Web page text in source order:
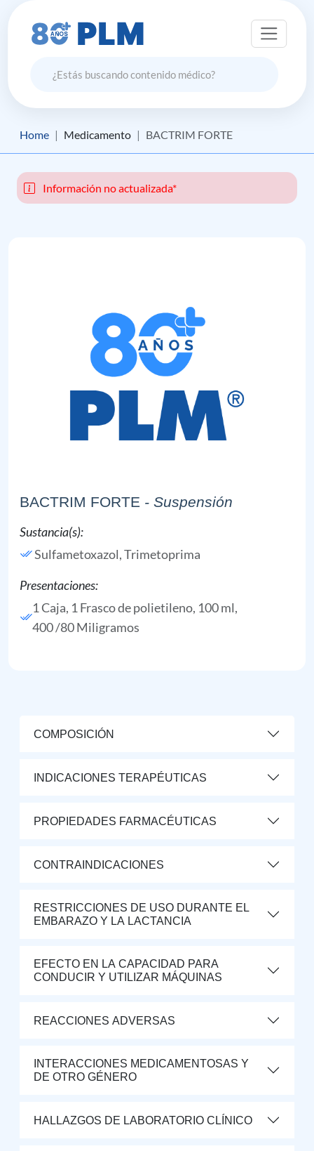
Home Medicamento BACTRIM FORTE
Información no actualizada*
BACTRIM FORTE - Suspensión
Sustancia(s):
Sulfametoxazol,Trimetoprima
Presentaciones:
1 Caja, 1 Frasco de polietileno, 100 ml,
400 /80 Miligramos
COMPOSICIÓN
INDICACIONES TERAPÉUTICAS
PROPIEDADES FARMACÉUTICAS
CONTRAINDICACIONES
RESTRICCIONES DE USO DURANTE EL
EMBARAZO Y LA LACTANCIA
EFECTO EN LA CAPACIDAD PARA
CONDUCIR Y UTILIZAR MÁQUINAS
REACCIONES ADVERSAS
INTERACCIONES MEDICAMENTOSAS Y
DE OTRO GÉNERO
HALLAZGOS DE LABORATORIO CLÍNICO